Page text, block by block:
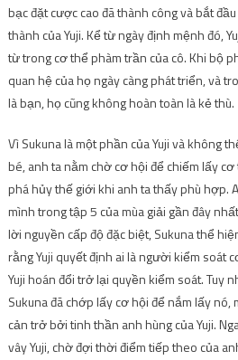
bạc đặt cược cao đã thành công và bắt
thành của Yuji. Kể từ ngày định mệnh đó,
từ trong cơ thể phàm trần của cô. Khi bộ
quan hệ của họ ngày càng phát triển, và
là bạn, họ cũng không hoàn toàn là kẻ thù.
Vì Sukuna là một phần của Yuji và không
bé, anh ta nằm chờ cơ hội để chiếm lấy
phá hủy thế giới khi anh ta thấy phù hợp.
mình trong tập 5 của mùa giải gần đây
lời nguyền cấp độ đặc biệt, Sukuna thể
rằng Yuji quyết định ai là người kiểm soát
Yuji hoán đổi trở lại quyền kiểm soát. Tuy
Sukuna đã chớp lấy cơ hội để nắm lấy nó,
cản trở bởi tinh thần anh hùng của Yuji.
vây Yuji, chờ đợi thời điểm tiếp theo của